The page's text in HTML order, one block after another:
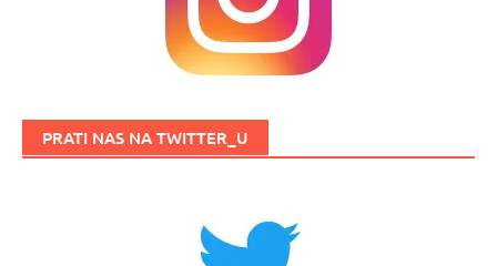
PRATI NAS NA TWITTER_U